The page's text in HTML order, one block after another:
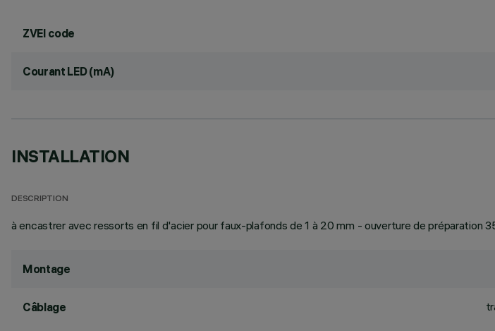
ZVEI code
Courant LED (mA)
INSTALLATION
DESCRIPTION
à encastrer avec ressorts en fil d'acier pour faux-plafonds de 1 à 20 mm - ouverture de préparation
Montage
Câblage